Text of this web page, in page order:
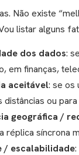
Não existe
listar alguns
dos dados:
em finanças,
aceitável: se os
distâncias ou
geográfica /
réplica síncrona
/ escalabilidade